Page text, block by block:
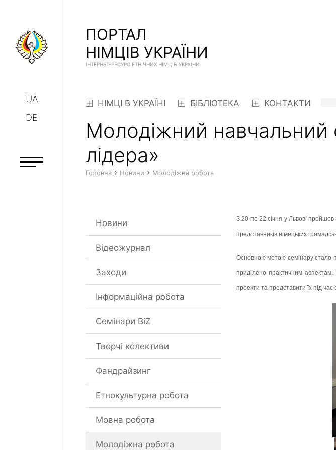
UA
DE
ПОРТАЛ
НІМЦІВ УКРАЇНИ
ІНТЕРНЕТ-РЕСУРС ЕТНІЧНИХ НІМЦІВ УКРАЇНИ
НІМЦІ В УКРАЇНІ БІБЛІОТЕКА КОНТАКТИ
Молодіжний навчальний
лідера»
Головна › Новини › Молодіжна робота
Новини
Відеожурнал
Заходи
Інформаційна робота
Семінари BiZ
Творчі колективи
Фандрайзинг
Етнокультурна робота
Мовна робота
Молодіжна робота
З 20 по 22 січня у Львові
представників німецьких
Основною метою семінару стало
приділено практичним аспектам.
проекти та представити їх під час